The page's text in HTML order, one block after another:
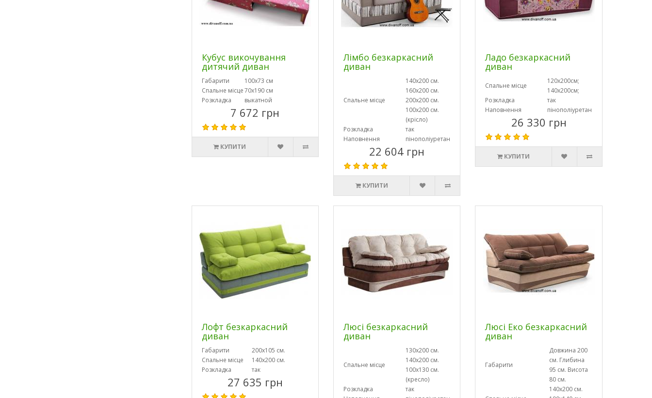
Кубус викочування
дитячий диван
Габарити
100х73 см
Спальне місце70х190 см
Розкладка
выкатной
7 672 грн
КУПИТИ
Лімбо безкаркасний
диван
Спальне місце
140х200 см.
160х200 см.
200х200 см.
100х200 см.
(крісло)
Розкладка
так
Наповнення
пінополіуретан
22 604 грн
КУПИТИ
Ладо безкаркасний
диван
Спальне місце
120х200см;
140х200см;
Розкладка
так
Наповнення
пінополіуретан
26 330 грн
КУПИТИ
Лофт безкаркасний
диван
Габарити
200х105 см.
Спальне місце
140х200 см.
Розкладка
так
27 635 грн
Люсі безкаркасний
диван
Спальне місце
130х200 см.
140х200 см.
100х130 см.
(кресло)
Розкладка
так
Люсі Еко безкаркасний
диван
Габарити
Довжина 200
см. Глибина
95 см. Висота
80 см.
140х200 см.